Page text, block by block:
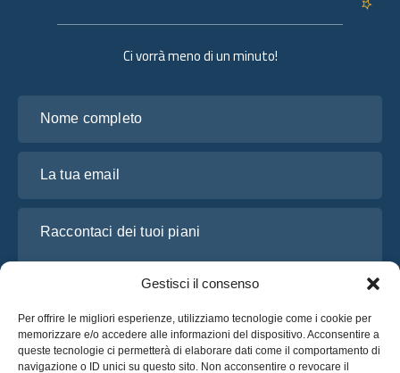
Gestisci il consenso
Per offrire le migliori esperienze, utilizziamo tecnologie come i cookie per
memorizzare e/o accedere alle informazioni del dispositivo. Acconsentire a
queste tecnologie ci permetterà di elaborare dati come il comportamento di
navigazione o ID unici su questo sito. Non acconsentire o revocare il
Ci vorrà meno di un minuto!